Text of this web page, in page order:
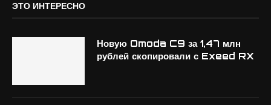
ЭТО ИНТЕРЕСНО
Новую Omoda C9 за 1,47 млн
рублей скопировали с Exeed RX